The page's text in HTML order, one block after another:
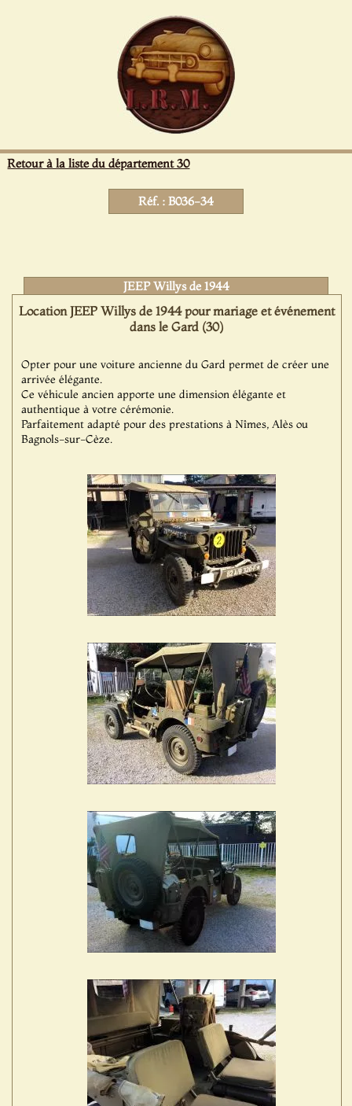
Retour à la liste du département 30
Réf. : B036-34
JEEP Willys de 1944
Location JEEP Willys de 1944 pour mariage et événement
dans le Gard (30)
Opter pour une voiture ancienne du Gard permet de créer une
arrivée élégante.
Ce véhicule ancien apporte une dimension élégante et
authentique à votre cérémonie.
Parfaitement adapté pour des prestations à Nîmes, Alès ou
Bagnols-sur-Cèze.